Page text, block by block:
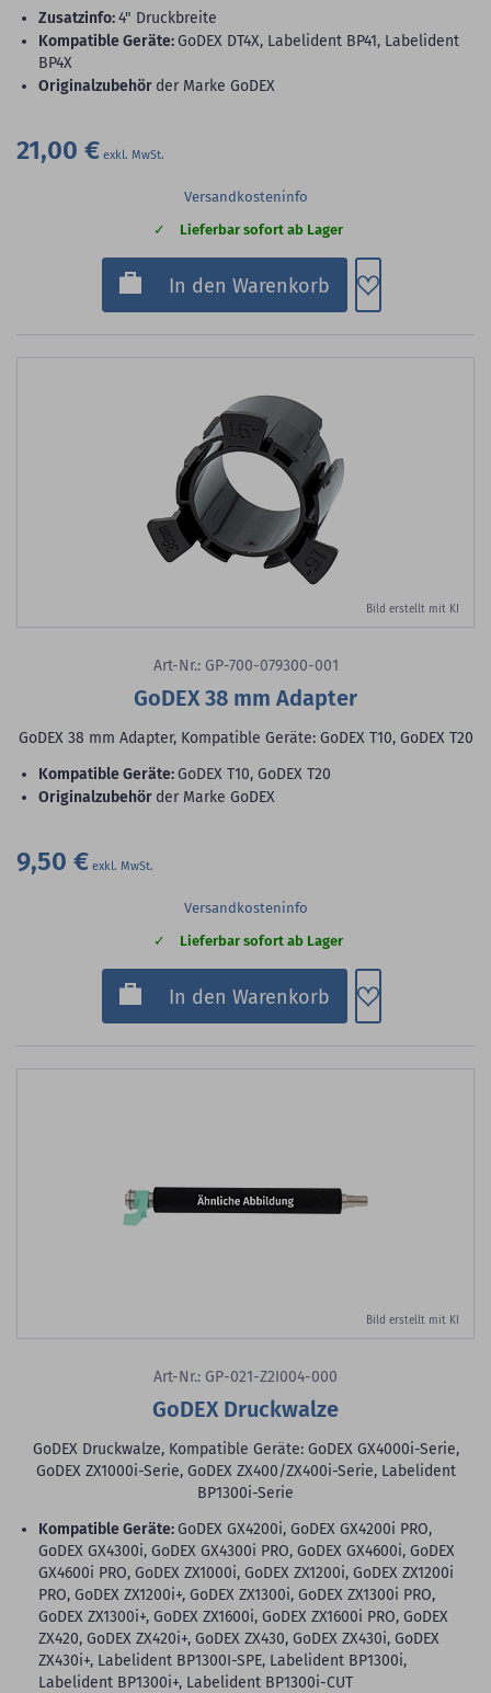
Zusatzinfo:4" Druckbreite
Kompatible Geräte:GoDEX DT4X, Labelident BP41, Labelident
BP4X
Originalzubehör der Marke GoDEX
21,00 €
Versandkosteninfo
Lieferbar sofort ab Lager
In den Warenkorb Zum
Bild erstellt mit KI
Art-Nr.: GP-700-079300-001
GoDEX 38 mm Adapter
GoDEX 38 mm Adapter, Kompatible Geräte: GoDEX T10, GoDEX T20
Kompatible Geräte:GoDEX T10, GoDEX T20
Originalzubehör der Marke GoDEX
9,50 €
Versandkosteninfo
Lieferbar sofort ab Lager
In den Warenkorb Zum
Bild erstellt mit KI
Art-Nr.: GP-021-Z2I004-000
GoDEX Druckwalze
GoDEX Druckwalze, Kompatible Geräte: GoDEX GX4000i-Serie,
GoDEX ZX1000i-Serie, GoDEX ZX400/ZX400i-Serie, Labelident
BP1300i-Serie
Kompatible Geräte:GoDEX GX4200i, GoDEX GX4200i PRO,
GoDEX GX4300i, GoDEX GX4300i PRO, GoDEX GX4600i, GoDEX
GX4600i PRO, GoDEX ZX1000i, GoDEX ZX1200i, GoDEX ZX1200i
PRO, GoDEX ZX1200i+, GoDEX ZX1300i, GoDEX ZX1300i PRO,
GoDEX ZX1300i+, GoDEX ZX1600i, GoDEX ZX1600i PRO, GoDEX
ZX420, GoDEX ZX420i+, GoDEX ZX430, GoDEX ZX430i, GoDEX
ZX430i+, Labelident BP1300I-SPE, Labelident BP1300i,
Labelident BP1300i+, Labelident BP1300i-CUT